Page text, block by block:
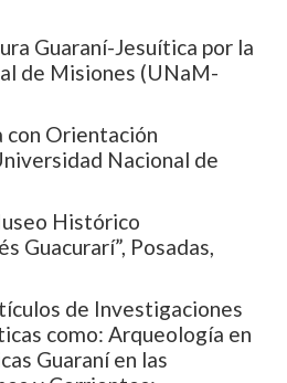
Guaraní-Jesuítica por la
de Misiones (UNaM-
con Orientación
Nacional de
Histórico
Guacurarí”, Posadas,
de Investigaciones
como: Arqueología en
Guaraní en las